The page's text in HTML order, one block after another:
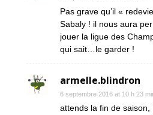
Pas grave qu’il «
Sabaly ! il nous aura
jouer la ligue des
qui sait…le garder !
armelle.blindron
6 septembre 2016 at 10 h 23
attends la fin de saison,